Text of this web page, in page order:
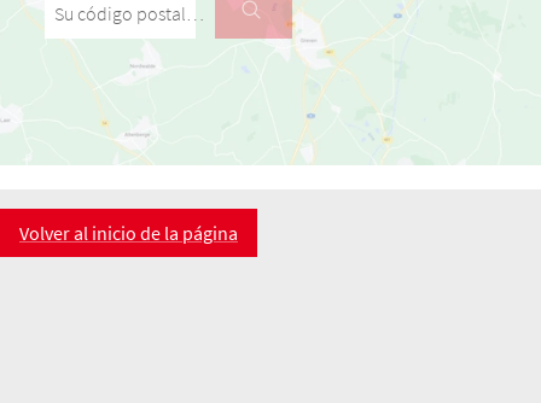
Volver al inicio de la página